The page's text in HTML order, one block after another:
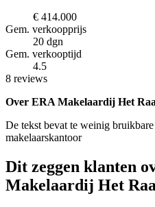
€ 414.000
Gem. verkoopprijs
20 dgn
Gem. verkooptijd
4.5
8 reviews
Over ERA Makelaardij Het
De tekst bevat te weinig
makelaarskantoor
Dit zeggen klanten
Makelaardij Het